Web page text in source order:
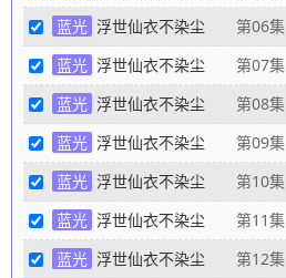
蓝光 浮世仙衣不染尘 第06集
蓝光 浮世仙衣不染尘 第07集
蓝光 浮世仙衣不染尘 第08集
蓝光 浮世仙衣不染尘 第09集
蓝光 浮世仙衣不染尘 第10集
蓝光 浮世仙衣不染尘 第11集
蓝光 浮世仙衣不染尘 第12集